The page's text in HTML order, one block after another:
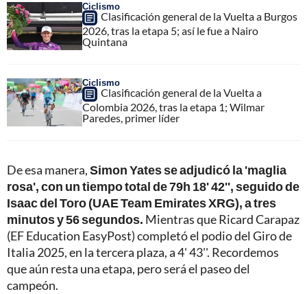
Ciclismo
Clasificación general de la Vuelta a Burgos
2026, tras la etapa 5; así le fue a Nairo
Quintana
Ciclismo
Clasificación general de la Vuelta a
Colombia 2026, tras la etapa 1; Wilmar
Paredes, primer líder
De esa manera,Simon Yates se adjudicó la 'maglia
rosa', con un tiempo total de 79h 18' 42'', seguido de
Isaac del Toro (UAE Team Emirates XRG), a tres
minutos y 56 segundos. Mientras que Ricard Carapaz
(EF Education EasyPost) completó el podio del Giro de
Italia 2025, en la tercera plaza, a 4' 43''. Recordemos
que aún resta una etapa, pero será el paseo del
campeón.